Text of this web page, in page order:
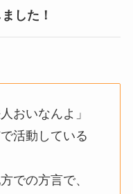
した！
おいなんよ」
活動している
での方言で、